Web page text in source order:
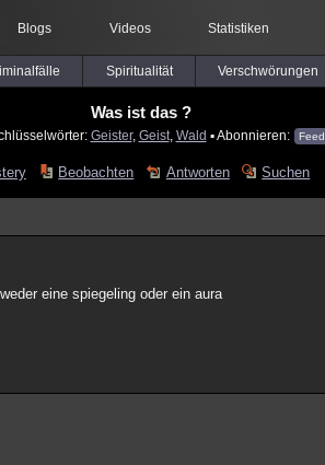
Blogs Videos Statistiken
Spiritualität Verschwörungen
Was ist das ?
Geister, Geist, Wald ▪ Abonnieren: Feed
Beobachten Antworten Suchen
eine spiegeling oder ein aura